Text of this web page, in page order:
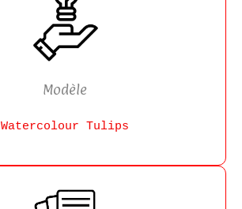
Modèle
Watercolour Tulips